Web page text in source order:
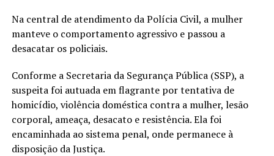
Na central de atendimento da Polícia Civil, a mulher
manteve o comportamento agressivo e passou a
desacatar os policiais.
Conforme a Secretaria da Segurança Pública (SSP), a
suspeita foi autuada em flagrante por tentativa de
homicídio, violência doméstica contra a mulher, lesão
corporal, ameaça, desacato e resistência. Ela foi
encaminhada ao sistema penal, onde permanece à
disposição da Justiça.